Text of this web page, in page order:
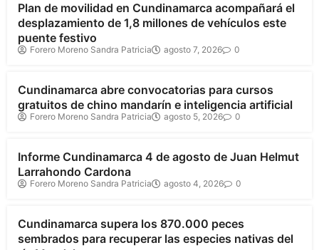
Plan de movilidad en Cundinamarca acompañará el
desplazamiento de 1,8 millones de vehículos este
puente festivo
Forero Moreno Sandra Patricia agosto 7, 2026 0
Cundinamarca
Cundinamarca abre convocatorias para cursos
gratuitos de chino mandarín e inteligencia artificial
Forero Moreno Sandra Patricia agosto 5, 2026 0
Cundinamarca
Informe Cundinamarca 4 de agosto de Juan Helmut
Larrahondo Cardona
Forero Moreno Sandra Patricia agosto 4, 2026 0
Cundinamarca
Cundinamarca supera los 870.000 peces
sembrados para recuperar las especies nativas del